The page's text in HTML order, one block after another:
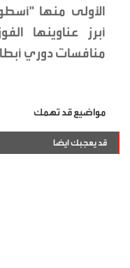
الأولى منها
أبرز عناوينها
منافسات دوري
مواضيع قد تهمك
قد يعجبك ايضا